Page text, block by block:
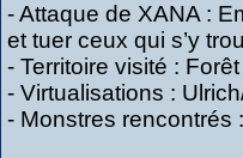
- Attaque de XANA :
et tuer ceux qui s’y
- Territoire visité : Forêt
- Virtualisations :
- Monstres rencontrés